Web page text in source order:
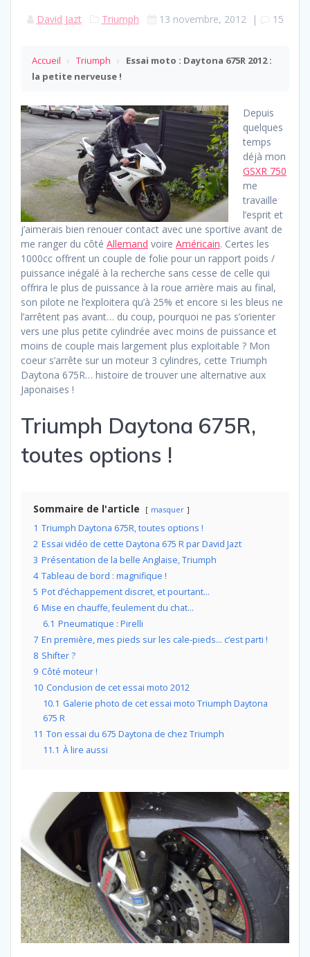
David Jazt Triumph 13 novembre, 2012 | 15
Accueil › Triumph ›
Essai moto : Daytona 675R 2012 :
la petite nerveuse !
Depuis
quelques
temps
déjà mon
GSXR 750
me
travaille
l’esprit et
j’aimerais bien renouer contact avec une sportive avant de
me ranger du côté Allemand voire Américain. Certes les
1000cc offrent un couple de folie pour un rapport poids /
puissance inégalé à la recherche sans cesse de celle qui
offrira le plus de puissance à la roue arrière mais au final,
son pilote ne l’exploitera qu’à 25% et encore si les bleus ne
l’arrêtent pas avant… du coup, pourquoi ne pas s’orienter
vers une plus petite cylindrée avec moins de puissance et
moins de couple mais largement plus exploitable ? Mon
coeur s’arrête sur un moteur 3 cylindres, cette Triumph
Daytona 675R… histoire de trouver une alternative aux
Japonaises !
Triumph Daytona 675R,
toutes options !
Sommaire de l'article masquer
1 Triumph Daytona 675R, toutes options !
2 Essai vidéo de cette Daytona 675 R par David Jazt
3 Présentation de la belle Anglaise, Triumph
4 Tableau de bord : magnifique !
5 Pot d’échappement discret, et pourtant…
6 Mise en chauffe, feulement du chat…
6.1 Pneumatique : Pirelli
7 En première, mes pieds sur les cale-pieds… c’est parti !
8 Shifter ?
9 Côté moteur !
10 Conclusion de cet essai moto 2012
10.1 Galerie photo de cet essai moto Triumph Daytona
675 R
11 Ton essai du 675 Daytona de chez Triumph
11.1 À lire aussi